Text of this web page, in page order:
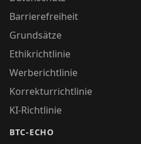
Barrierefreiheit
Grundsätze
Ethikrichtlinie
Werberichtlinie
Korrekturrichtlinie
KI-Richtlinie
BTC-ECHO